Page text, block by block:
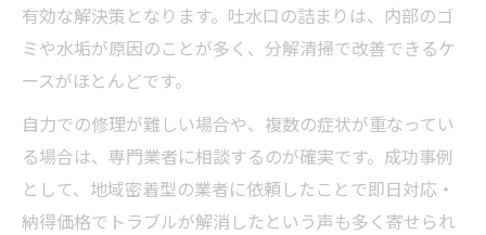
有効な解決策となります。吐水口の詰まりは、内部のゴ
ミや水垢が原因のことが多く、分解清掃で改善できるケ
ースがほとんどです。
自力での修理が難しい場合や、複数の症状が重なってい
る場合は、専門業者に相談するのが確実です。成功事例
として、地域密着型の業者に依頼したことで即日対応・
納得価格でトラブルが解消したという声も多く寄せられ